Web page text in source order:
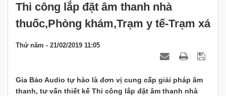
Thi công lắp đặt âm thanh nhà
thuốc,Phòng khám,Trạm y tế-Trạm xá
Thứ năm - 21/02/2019 11:05
Gia Bảo Audio tự hào là đơn vị cung cấp giải pháp âm
thanh, tư vấn thiết kế Thi công lắp đặt âm thanh nhà